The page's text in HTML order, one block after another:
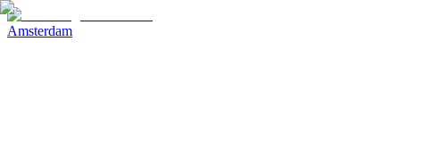
Amsterdam